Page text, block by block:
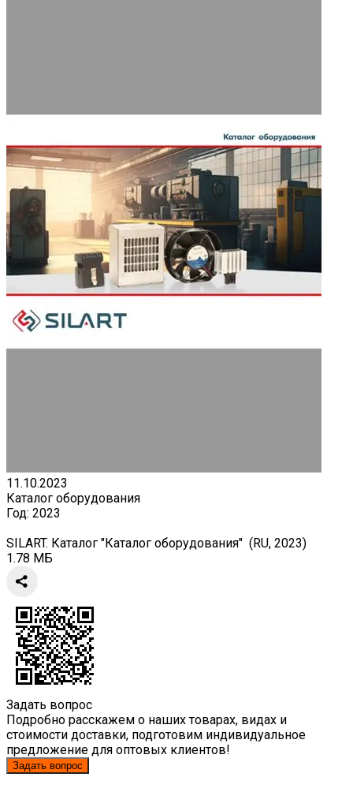
11.10.2023
Каталог оборудования
Год: 2023
SILART. Каталог "Каталог оборудования" (RU, 2023)
1.78 МБ
Задать вопрос
Подробно расскажем о наших товарах, видах и
стоимости доставки, подготовим индивидуальное
предложение для оптовых клиентов!
Задать вопрос